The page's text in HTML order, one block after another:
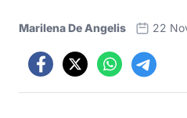
Marilena De Angelis 22